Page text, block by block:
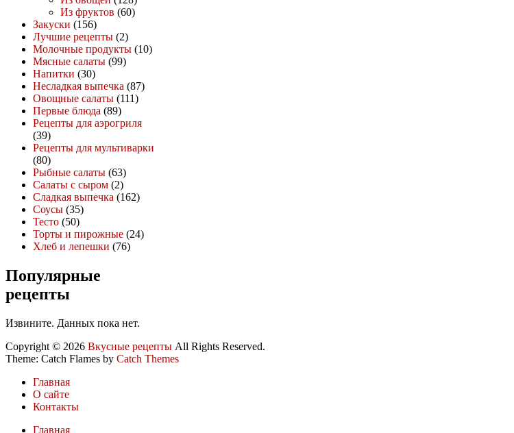
Из фруктов (60)
Закуски (156)
Лучшие рецепты (2)
Молочные продукты (10)
Мясные салаты (99)
Напитки (30)
Несладкая выпечка (87)
Овощные салаты (111)
Первые блюда (89)
Рецепты для аэрогриля
(39)
Рецепты для мультиварки
(80)
Рыбные салаты (63)
Салаты с сыром (2)
Сладкая выпечка (162)
Соусы (35)
Тесто (50)
Торты и пирожные (24)
Хлеб и лепешки (76)
Популярные
рецепты
Извините. Данных пока нет.
Copyright © 2026 Вкусные рецепты All Rights Reserved.
Theme: Catch Flames by Catch Themes
Главная
О сайте
Контакты
Главная